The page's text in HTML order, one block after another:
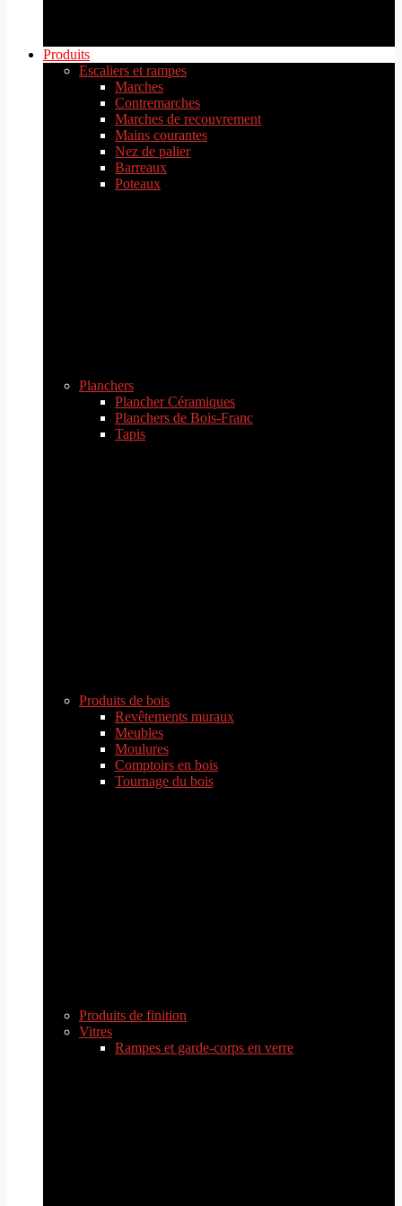
Produits
Escaliers et rampes
Marches
Contremarches
Marches de recouvrement
Mains courantes
Nez de palier
Barreaux
Poteaux
Planchers
Plancher Céramiques
Planchers de Bois-Franc
Tapis
Produits de bois
Revêtements muraux
Meubles
Moulures
Comptoirs en bois
Tournage du bois
Produits de finition
Vitres
Rampes et garde-corps en verre